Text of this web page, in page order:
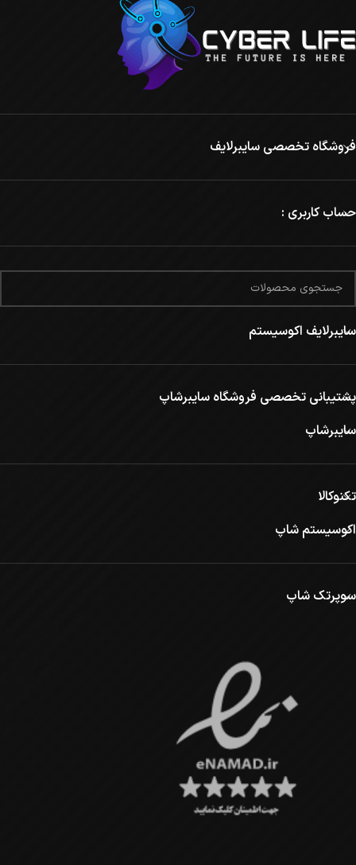
فروشگاه تخصصی سایبرلایف
حساب کاربری :
سایبرلایف اکوسیستم
پشتیبانی تخصصی فروشگاه سایبرشاپ
سایبرشاپ
تکنوکالا
اکوسیستم شاپ
سوپرتک شاپ